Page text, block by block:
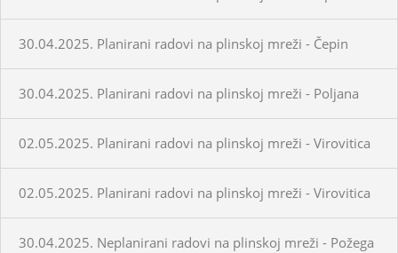
30.04.2025. Planirani radovi na plinskoj mreži - Čepin
30.04.2025. Planirani radovi na plinskoj mreži - Poljana
02.05.2025. Planirani radovi na plinskoj mreži - Virovitica
02.05.2025. Planirani radovi na plinskoj mreži - Virovitica
30.04.2025. Neplanirani radovi na plinskoj mreži - Požega